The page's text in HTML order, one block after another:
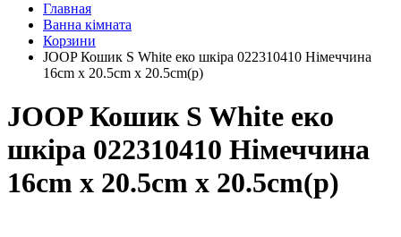
Главная
Ванна кімната
Корзини
JOOP Кошик S White еко шкіра 022310410 Німеччина
16cm x 20.5cm x 20.5cm(р)
JOOP Кошик S White еко
шкіра 022310410 Німеччина
16cm x 20.5cm x 20.5cm(р)